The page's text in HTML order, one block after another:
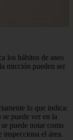
los hábitos de aseo
micción pueden ser
lo que indica:
puede ver en la
puede notar como
inspecciona el área.